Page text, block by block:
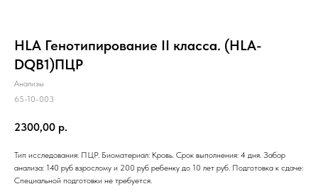
HLA Генотипирование II класса. (HLA-
DQB1)ПЦР
Анализы
65-10-003
2300,00 р.
Тип исследования: ПЦР. Биоматериал: Кровь. Срок выполнения: 4 дня. Забор
анализа: 140 руб взрослому и 200 руб ребенку до 10 лет руб. Подготовка к сдаче:
Специальной подготовки не требуется.